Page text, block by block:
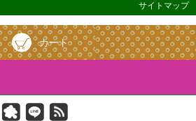
サイトマップ
カート